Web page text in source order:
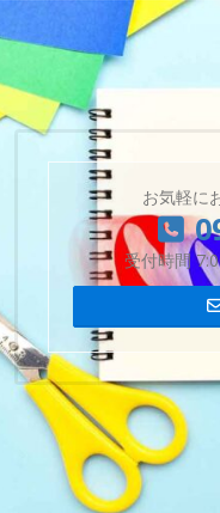
お気軽に
受付時間